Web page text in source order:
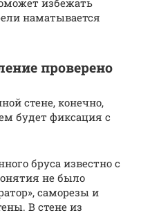
избежать
наматывается
проверено
стене, конечно,
будет фиксация с
бруса известно с
не было
саморезы и
В стене из